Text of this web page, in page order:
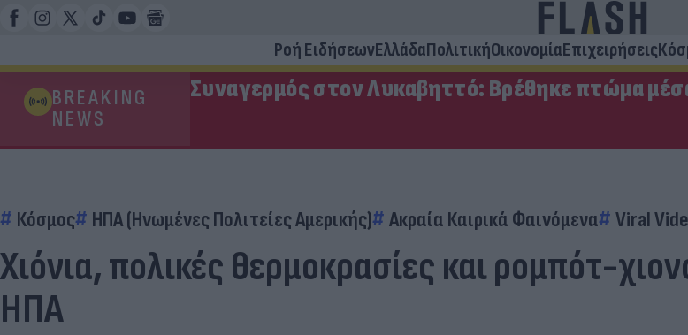
Ροή ΕιδήσεωνΕλλάδαΠολιτικήΟικονομίαΕπιχειρήσεις
BREAKING
NEWS
Συναγερμός στον Λυκαβηττό: Βρέθηκε πτώμα
Κόσμος ΗΠΑ (Ηνωμένες Πολιτείες Αμερικής) Ακραία Καιρικά Φαινόμενα Viral
Χιόνια, πολικές θερμοκρασίες και ρομπότ-
ΗΠΑ